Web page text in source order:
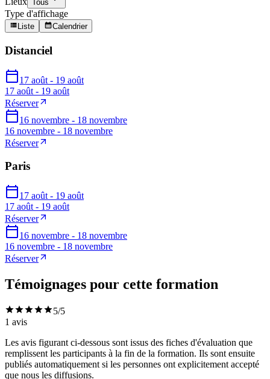
Tous
Type d'affichage
Liste Calendrier
Distanciel
17 août - 19 août
17 août - 19 août
Réserver
16 novembre - 18 novembre
16 novembre - 18 novembre
Réserver
Paris
17 août - 19 août
17 août - 19 août
Réserver
16 novembre - 18 novembre
16 novembre - 18 novembre
Réserver
Témoignages pour cette formation
5/5
1 avis
Les avis figurant ci-dessous sont issus des fiches d'évaluation que
remplissent les participants à la fin de la formation. Ils sont ensuite
publiés automatiquement si les personnes ont explicitement accepté
que nous les diffusions.